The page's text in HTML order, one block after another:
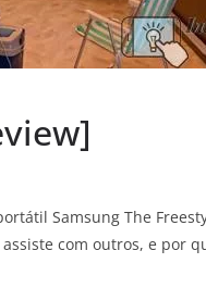
Samsung The
com outros, e por